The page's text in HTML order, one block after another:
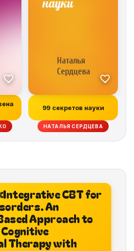
99 секретов науки
НАТАЛЬЯ СЕРДЦЕВА
«Integrative CBT for
An
Approach to
Therapy with